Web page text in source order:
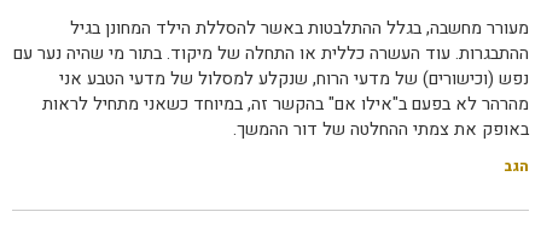
מעורר מחשבה, בגלל ההתלבטות באשר להסללת הילד המחונן בגיל
ההתבגרות. עוד העשרה כללית או התחלה של מיקוד. בתור מי שהיה נער עם
נפש (וכישורים) של מדעי הרוח, שנקלע למסלול של מדעי הטבע אני
מהרהר לא בפעם ב"אילו אם" בהקשר זה, במיוחד כשאני מתחיל לראות
באופק את צמתי ההחלטה של דור ההמשך.
הגב